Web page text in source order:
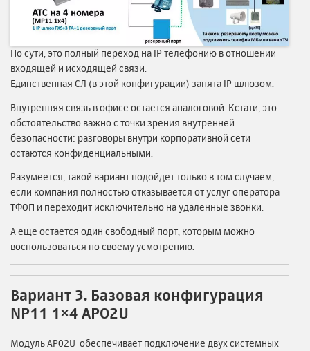
По сути, это полный переход на IP телефонию в отношении
входящей и исходящей связи.
Единственная СЛ (в этой конфигурации) занята IP шлюзом.
Внутренняя связь в офисе остается аналоговой. Кстати, это
обстоятельство важно с точки зрения внутренней
безопасности: разговоры внутри корпоративной сети
остаются конфиденциальными.
Разумеется, такой вариант подойдет только в том случаем,
если компания полностью отказывается от услуг оператора
ТФОП и переходит исключительно на удаленные звонки.
А еще остается один свободный порт, которым можно
воспользоваться по своему усмотрению.
Вариант 3. Базовая конфигурация
NP11 1×4 APO2U
Модуль AP02U обеспечивает подключение двух системных